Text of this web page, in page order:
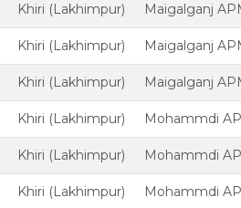
Khiri (Lakhimpur) Maigalganj
Khiri (Lakhimpur) Maigalganj
Khiri (Lakhimpur) Maigalganj
Khiri (Lakhimpur) Mohammdi
Khiri (Lakhimpur) Mohammdi
Khiri (Lakhimpur) Mohammdi